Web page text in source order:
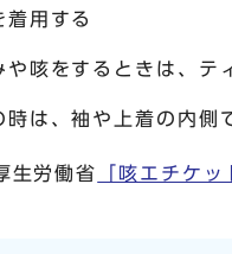
着用する
や咳をするときは、テ
時は、袖や上着の内側
生労働省 「咳エチケッ